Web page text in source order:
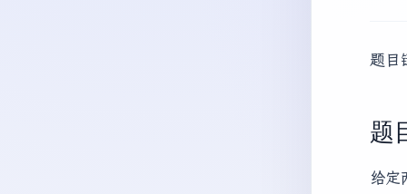
题目
题
给定